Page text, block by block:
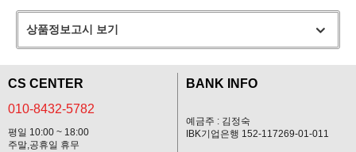
상품정보고시 보기
CS CENTER
010-8432-5782
평일 10:00 ~ 18:00
주말,공휴일 휴무
BANK INFO
예금주 : 김정숙
IBK기업은행 152-117269-01-011